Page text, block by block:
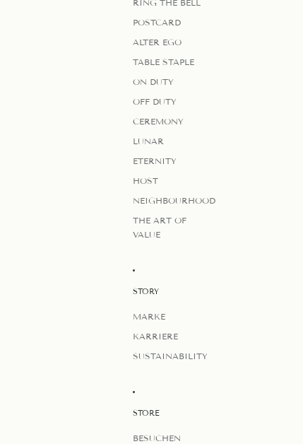
RING THE BELL
POSTCARD
ALTER EGO
TABLE STAPLE
ON DUTY
OFF DUTY
CEREMONY
LUNAR
ETERNITY
HOST
NEIGHBOURHOOD
THE ART OF
VALUE
STORY
MARKE
KARRIERE
SUSTAINABILITY
STORE
BESUCHEN